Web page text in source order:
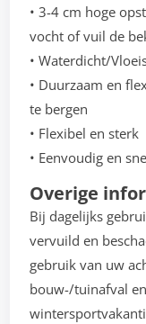
• 3-4 cm hoge
vocht of vuil de
• Waterdicht/
• Duurzaam en
te bergen
• Flexibel en sterk
• Eenvoudig en
Overige
Bij dagelijks
vervuild en
gebruik van uw
bouw-/tuinafval